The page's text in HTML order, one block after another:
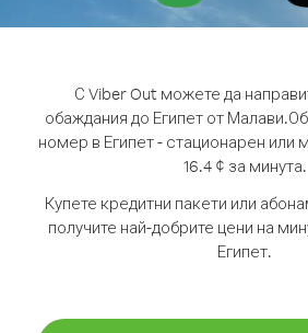
С Viber Out можете да
обаждания до Египет от Малави.
номер в Египет - стационарен или
16.4 ¢ за минута.
Купете кредитни пакети или
получите най-добрите цени на
Египет.